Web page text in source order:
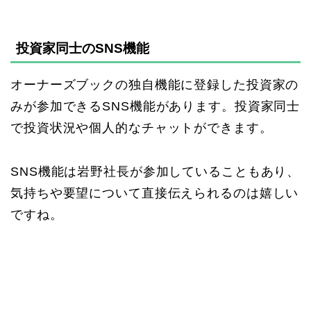
投資家同士のSNS機能
オーナーズブックの独自機能に登録した投資家の
みが参加できるSNS機能があります。投資家同士
で投資状況や個人的なチャットができます。
SNS機能は岩野社長が参加していることもあり、
気持ちや要望について直接伝えられるのは嬉しい
ですね。